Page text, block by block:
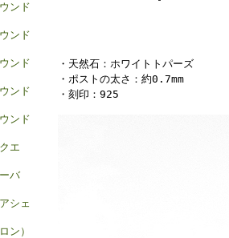
ンド
ンド
ンド
ンド
ンド
エ
バ
シェ
ン）
・天然石：ホワイトトパーズ
・ポストの太さ：約0.7mm
・刻印：925